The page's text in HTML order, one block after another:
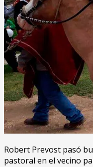
Robert Prevost pasó
pastoral en el vecino